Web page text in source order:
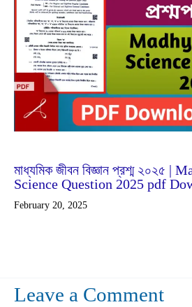
মাধ্যমিক জীবন বিজ্ঞান প্রশ্ম ২০২৫
Science Question 2025 pdf
February 20, 2025
Leave a Comment